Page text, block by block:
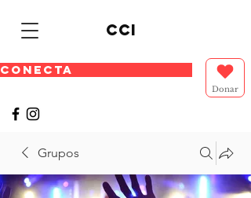
cci
CONECTA
Donar
Grupos